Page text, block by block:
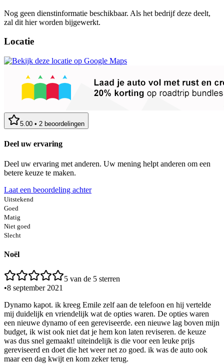
Nog geen dienstinformatie beschikbaar. Als het bedrijf deze deelt,
zal dit hier worden bijgewerkt.
Locatie
5.00 • 2 beoordelingen
Deel uw ervaring
Deel uw ervaring met anderen. Uw mening helpt anderen om een
betere keuze te maken.
Laat een beoordeling achter
Uitstekend
Goed
Matig
Niet goed
Slecht
Noël
5 van de 5 sterren
•8 september 2021
Dynamo kapot. ik kreeg Emile zelf aan de telefoon en hij vertelde
mij duidelijk en vriendelijk wat de opties waren. De opties waren
een nieuwe dynamo of een gereviseerde. een nieuwe lag boven mijn
budget, ik wist ook niet dat je hem kon laten reviseren. de keuze
was dus snel gemaakt! uiteindelijk is die voor een leuke prijs
gereviseerd en doet die het weer net zo goed. ik was de auto ook
maar een dag kwijt en kom zeker terug.